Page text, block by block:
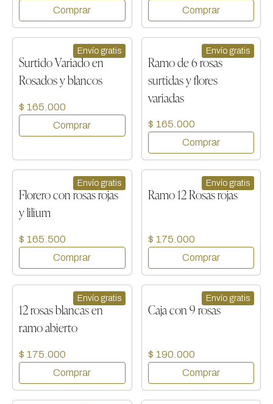
Envío gratis
Surtido Variado en
Rosados y blancos
$ 165.000
Envío gratis
Ramo de 6 rosas
surtidas y flores
variadas
$ 165.000
Envío gratis
Florero con rosas rojas
y lilium
$ 165.500
Envío gratis
Ramo 12 Rosas rojas
$ 175.000
Envío gratis
12 rosas blancas en
ramo abierto
$ 175.000
Envío gratis
Caja con 9 rosas
$ 190.000